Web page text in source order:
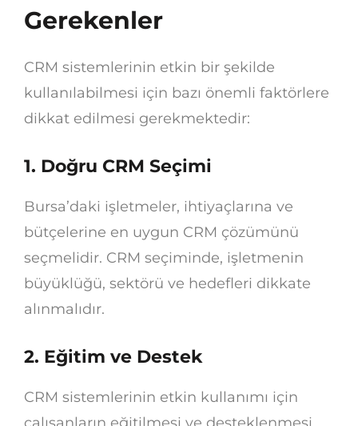
Gerekenler
CRM sistemlerinin etkin bir şekilde
kullanılabilmesi için bazı önemli faktörlere
dikkat edilmesi gerekmektedir:
1. Doğru CRM Seçimi
Bursa’daki işletmeler, ihtiyaçlarına ve
bütçelerine en uygun CRM çözümünü
seçmelidir. CRM seçiminde, işletmenin
büyüklüğü, sektörü ve hedefleri dikkate
alınmalıdır.
2. Eğitim ve Destek
CRM sistemlerinin etkin kullanımı için